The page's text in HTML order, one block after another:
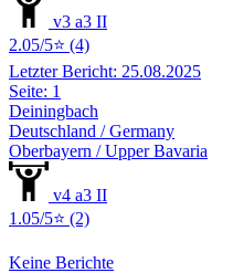
v3 a3 II
2.05/5⭐ (4)
Letzter Bericht: 25.08.2025
Seite: 1
Deiningbach
Deutschland / Germany
Oberbayern / Upper Bavaria
v4 a3 II
1.05/5⭐ (2)
Keine Berichte